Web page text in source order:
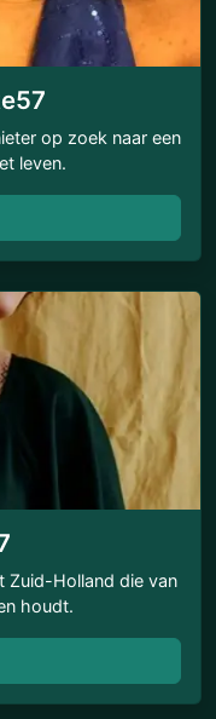
op zoek naar een
leven.
Zuid-Holland die van
houdt.